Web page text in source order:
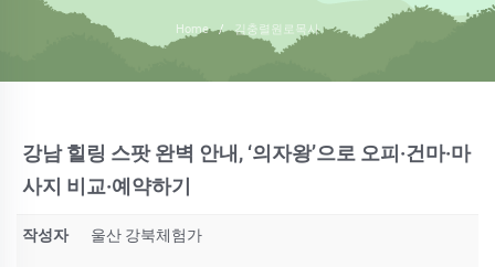
Home / 김충렬원로목사
강남 힐링 스팟 완벽 안내, ‘의자왕’으로 오피·건마·마
사지 비교·예약하기
작성자 울산 강북체험가